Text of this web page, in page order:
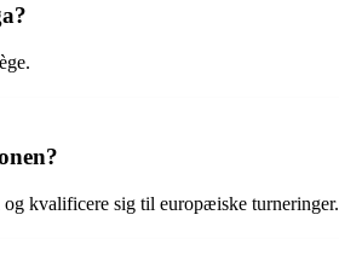
kvalificere sig til europæiske turneringer.